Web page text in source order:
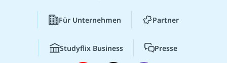
Für Unternehmen Partner
Studyflix Business Presse